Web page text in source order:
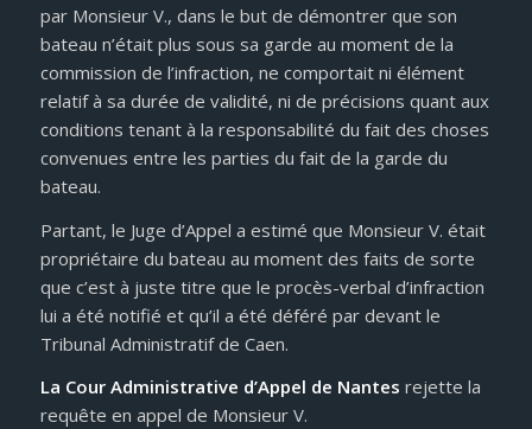
par Monsieur V., dans le but de démontrer que son
bateau n’était plus sous sa garde au moment de la
commission de l’infraction, ne comportait ni élément
relatif à sa durée de validité, ni de précisions quant aux
conditions tenant à la responsabilité du fait des choses
convenues entre les parties du fait de la garde du
bateau.
Partant, le Juge d’Appel a estimé que Monsieur V. était
propriétaire du bateau au moment des faits de sorte
que c’est à juste titre que le procès-verbal d’infraction
lui a été notifié et qu’il a été déféré par devant le
Tribunal Administratif de Caen.
La Cour Administrative d’Appel de Nantes rejette la
requête en appel de Monsieur V.